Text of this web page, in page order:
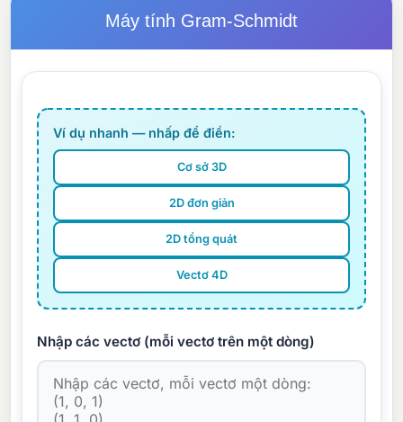
Máy tính Gram-Schmidt
Ví dụ nhanh — nhấp để điền:
Cơ sở 3D
2D đơn giản
2D tổng quát
Vectơ 4D
Nhập các vectơ (mỗi vectơ trên một dòng)